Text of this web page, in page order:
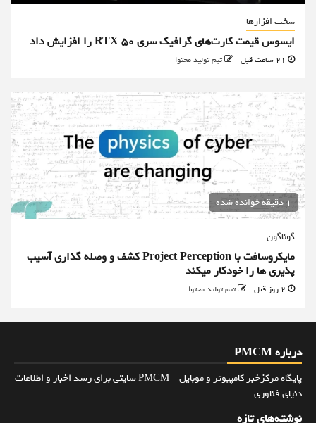
سخت افزارها
ایسوس قیمت کارت‌های گرافیک سری RTX 50 را افزایش داد
تیم تولید محتوا
1 دقیقه خوانده شده
گوناگون
مایکروسافت با Project Perception کشف و وصله گذاری آسیب
پذیری ها را خودکار میکند
تیم تولید محتوا
درباره PMCM
پایگاه مرکزخبر کامپیوتر و موبایل - PMCM سایتی برای رسد اخبار و اطلاعات
دنیای فناوری
نوشته‌های تازه